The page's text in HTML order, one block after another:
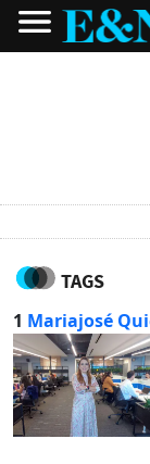
TAGS
1 Mariajosé